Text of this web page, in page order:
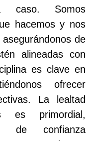
caso. Somos
hacemos y nos
de
alineadas con
es clave en
ofrecer
La lealtad
es primordial,
de confianza